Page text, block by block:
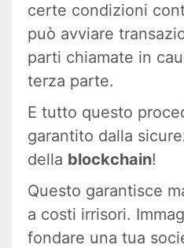
certe condizioni
può avviare
parti chiamate in
terza parte.
E tutto questo
garantito dalla
della blockchain!
Questo garantisce
a costi irrisori.
fondare una tua